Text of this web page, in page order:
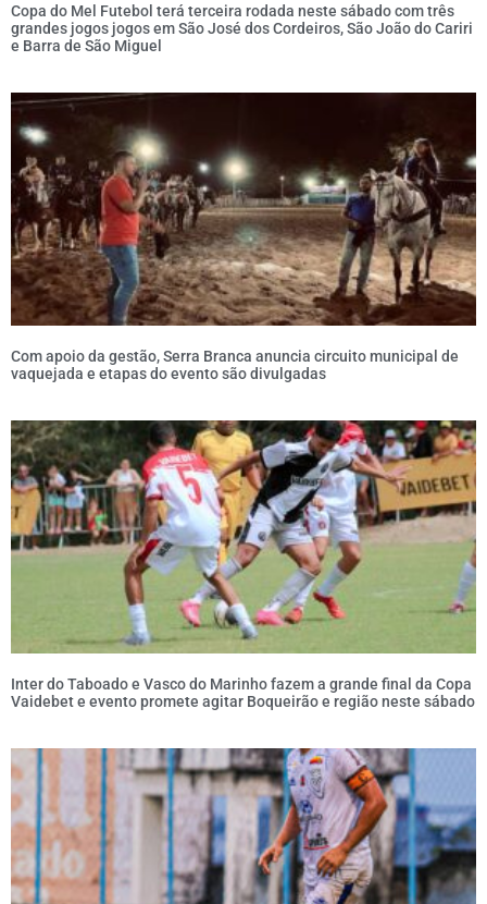
Copa do Mel Futebol terá terceira rodada neste sábado com três
grandes jogos jogos em São José dos Cordeiros, São João do Cariri
e Barra de São Miguel
Com apoio da gestão, Serra Branca anuncia circuito municipal de
vaquejada e etapas do evento são divulgadas
Inter do Taboado e Vasco do Marinho fazem a grande final da Copa
Vaidebet e evento promete agitar Boqueirão e região neste sábado